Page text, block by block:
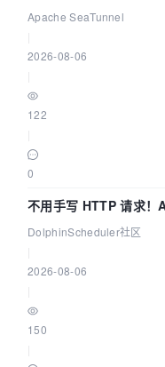
Apache SeaTunnel
2026-08-06
122
0
不用手写 HTTP 请求
钟上手
DolphinScheduler社区
2026-08-06
150